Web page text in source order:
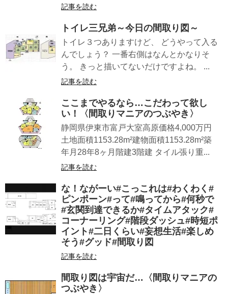
記事を読む
トイレ三兄弟～今日の間取り図～
トイレ３つありますけど、 どうやって入る
んでしょう？ 一番右側はなんとかなりそ
う。 きっと描いてないだけですよね。 ...
記事を読む
ここまでやるなら…こだわって欲し
い！〈間取りマニアのつぶやき〉
静岡県伊東市富戸大室高原価格4,000万円
土地面積1153.28m²建物面積1153.28m²築
年月28年8ヶ月階建3階建 タイル張り重...
記事を読む
な！ながーい#こっこれは#わくわく#
ピンポーン#って#鳴ってから#何秒で
#玄関到達できるか#タイムアタック#
コーナーリング#階段ダッシュ#時短ポ
イント#二日くらい#妄想生活#楽しめ
そう#グッド#間取り図
記事を読む
間取り図は宇宙だ…〈間取りマニアの
つぶやき〉